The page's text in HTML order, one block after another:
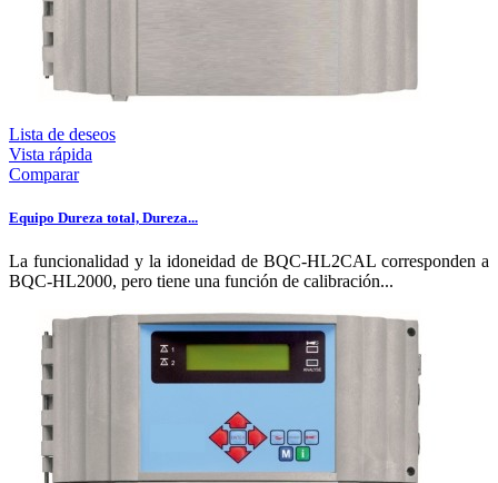
Lista de deseos
Vista rápida
Comparar
Equipo Dureza total, Dureza...
La funcionalidad y la idoneidad de BQC-HL2CAL corresponden a
BQC-HL2000, pero tiene una función de calibración...